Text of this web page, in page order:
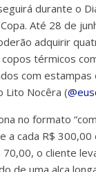
durante o
Até 28 de
adquirir
térmicos
com estampas
Lito Nocêra (
no formato
a cada R$
o cliente
de uma alça